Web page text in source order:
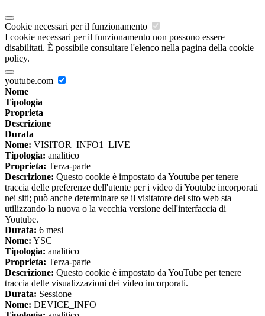
Cookie necessari per il funzionamento
I cookie necessari per il funzionamento non possono essere
disabilitati. È possibile consultare l'elenco nella pagina della cookie
policy.
youtube.com
Nome
Tipologia
Proprieta
Descrizione
Durata
Nome: VISITOR_INFO1_LIVE
Tipologia: analitico
Proprieta: Terza-parte
Descrizione: Questo cookie è impostato da Youtube per tenere
traccia delle preferenze dell'utente per i video di Youtube incorporati
nei siti; può anche determinare se il visitatore del sito web sta
utilizzando la nuova o la vecchia versione dell'interfaccia di
Youtube.
Durata: 6 mesi
Nome: YSC
Tipologia: analitico
Proprieta: Terza-parte
Descrizione: Questo cookie è impostato da YouTube per tenere
traccia delle visualizzazioni dei video incorporati.
Durata: Sessione
Nome: DEVICE_INFO